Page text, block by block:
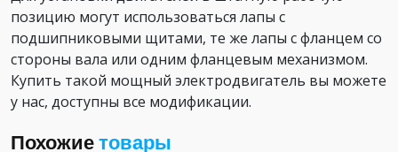
позицию могут использоваться лапы с
подшипниковыми щитами, те же лапы с фланцем со
стороны вала или одним фланцевым механизмом.
Купить такой мощный электродвигатель вы можете
у нас, доступны все модификации.
Похожиетовары